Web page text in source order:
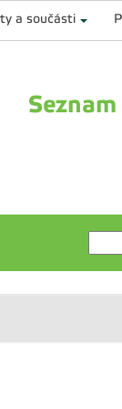
a součásti